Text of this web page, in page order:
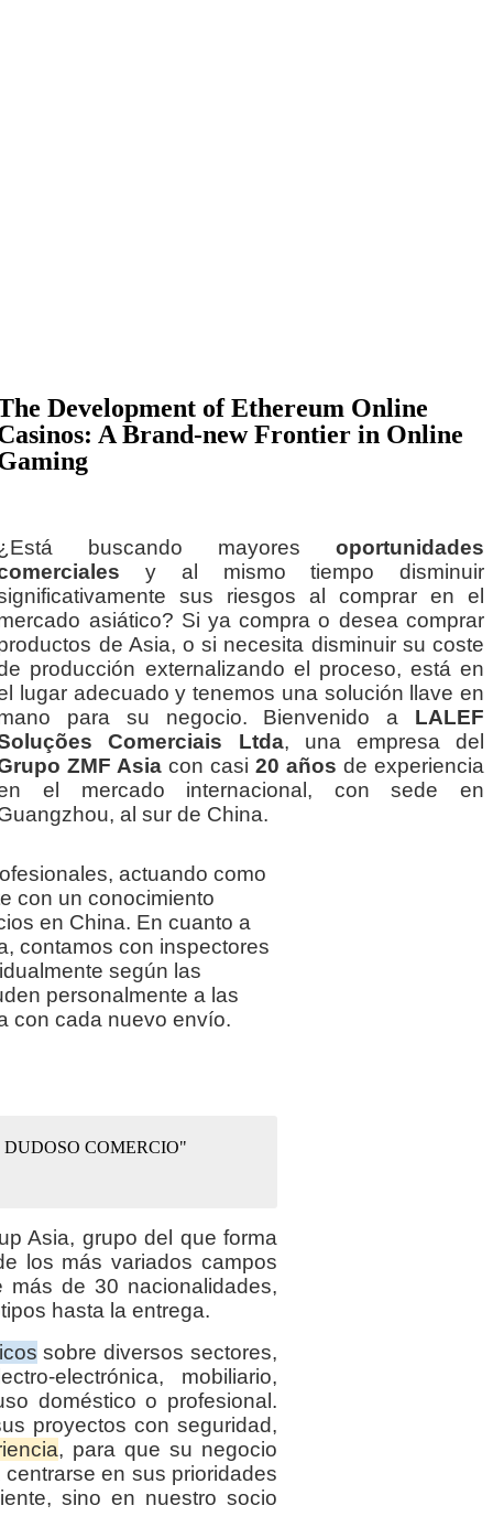
Development of Ethereum Online
A Brand-new Frontier in Online
buscando mayores oportunidades
y al mismo tiempo disminuir
sus riesgos al comprar en el
asiático? Si ya compra o desea comprar
de Asia, o si necesita disminuir su coste
producción externalizando el proceso, está en
lugar adecuado y tenemos una solución llave en
para su negocio. Bienvenido a LALEF
Comerciais Ltda, una empresa del
ZMF Asia con casi20 años de experiencia
el mercado internacional, con sede en
al sur de China.
actuando como
con un conocimiento
en China. En cuanto a
contamos con inspectores
según las
personalmente a las
con cada nuevo envío.
COMERCIO"
Asia, grupo del que forma
los más variados campos
de 30 nacionalidades,
hasta la entrega.
sobre diversos sectores,
electrónica, mobiliario,
doméstico o profesional.
proyectos con seguridad,
, para que su negocio
en sus prioridades
sino en nuestro socio